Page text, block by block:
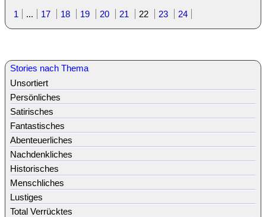
1 ... 17 18 19 20 21 22 23 24
Stories nach Thema
Unsortiert
Persönliches
Satirisches
Fantastisches
Abenteuerliches
Nachdenkliches
Historisches
Menschliches
Lustiges
Total Verrücktes